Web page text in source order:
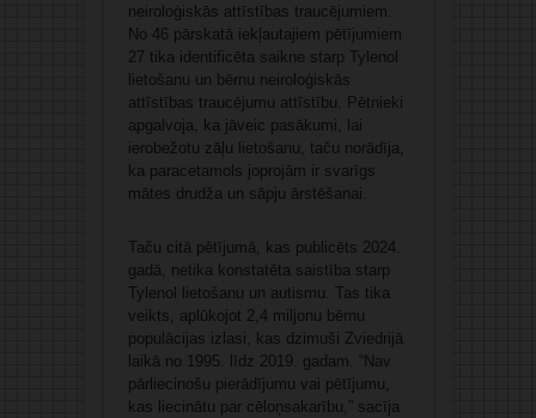
neiroloģiskās attīstības traucējumiem.
No 46 pārskatā iekļautajiem pētījumiem
27 tika identificēta saikne starp Tylenol
lietošanu un bērnu neiroloģiskās
attīstības traucējumu attīstību. Pētnieki
apgalvoja, ka jāveic pasākumi, lai
ierobežotu zāļu lietošanu, taču norādīja,
ka paracetamols joprojām ir svarīgs
mātes drudža un sāpju ārstēšanai.
Taču citā pētījumā, kas publicēts 2024.
gadā, netika konstatēta saistība starp
Tylenol lietošanu un autismu. Tas tika
veikts, aplūkojot 2,4 miljonu bērnu
populācijas izlasi, kas dzimuši Zviedrijā
laikā no 1995. līdz 2019. gadam. “Nav
pārliecinošu pierādījumu vai pētījumu,
kas liecinātu par cēloņsakarību,” sacīja